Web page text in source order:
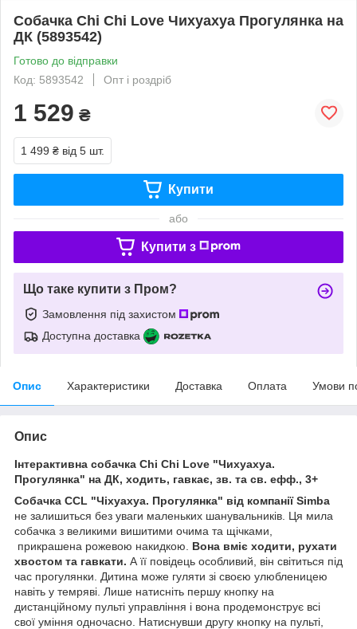
Собачка Chi Chi Love Чихуахуа Прогулянка на
ДК (5893542)
Готово до відправки
Код: 5893542
Опт і роздріб
1 529 ₴
1 499 ₴ від 5 шт.
Купити
або
Купити з
Що таке купити з Пром?
Замовлення під захистом
Доступна доставка
Опис Характеристики Доставка Оплата Умови
Опис
Інтерактивна собачка Chi Chi Love "Чихуахуа.
Прогулянка" на ДК, ходить, гавкає, зв. та св. ефф., 3+
Собачка CCL "Чіхуахуа. Прогулянка" від компанії Simba
не залишиться без уваги маленьких шанувальників. Ця мила
собачка з великими вишитими очима та щічками,
прикрашена рожевою накидкою. Вона вміє ходити, рухати
хвостом та гавкати. А її повідець особливий, він світиться під
час прогулянки. Дитина може гуляти зі своєю улюбленицею
навіть у темряві. Лише натисніть першу кнопку на
дистанційному пульті управління і вона продемонструє всі
свої уміння одночасно. Натиснувши другу кнопку на пульті,